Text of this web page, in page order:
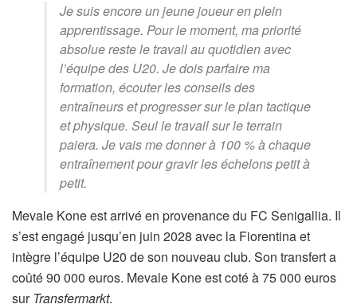
Je suis encore un jeune joueur en plein
apprentissage. Pour le moment, ma priorité
absolue reste le travail au quotidien avec
l’équipe des U20. Je dois parfaire ma
formation, écouter les conseils des
entraîneurs et progresser sur le plan tactique
et physique. Seul le travail sur le terrain
paiera. Je vais me donner à 100 % à chaque
entraînement pour gravir les échelons petit à
petit.
Mevale Kone est arrivé en provenance du FC Senigallia. Il
s’est engagé jusqu’en juin 2028 avec la Fiorentina et
intègre l’équipe U20 de son nouveau club. Son transfert a
coûté 90 000 euros. Mevale Kone est coté à 75 000 euros
sur Transfermarkt.